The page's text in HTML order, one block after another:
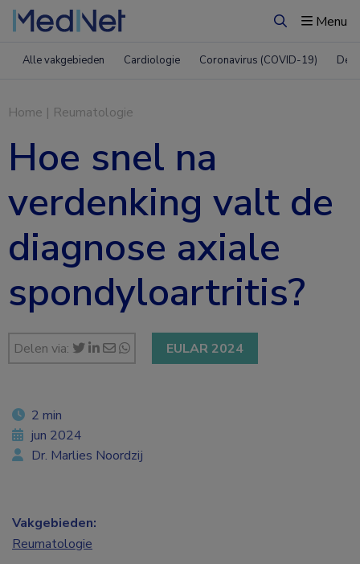
ZoekenMenu
Alle vakgebieden Cardiologie Coronavirus (COVID-19)
Home | Reumatologie
Hoe snel na
verdenking valt de
diagnose axiale
spondyloartritis?
Delen via: EULAR 2024
2 min
jun 2024
Dr. Marlies Noordzij
Vakgebieden:
Reumatologie